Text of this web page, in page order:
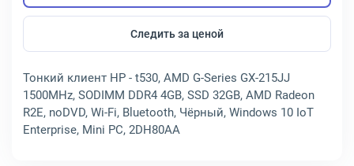
Следить за ценой
Тонкий клиент HP - t530, AMD G-Series GX-215JJ
1500MHz, SODIMM DDR4 4GB, SSD 32GB, AMD Radeon
R2E, noDVD, Wi-Fi, Bluetooth, Чёрный, Windows 10 IoT
Enterprise, Mini PC, 2DH80AA